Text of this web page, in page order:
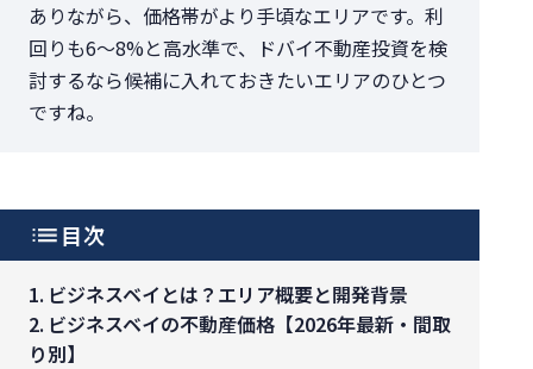
ありながら、価格帯がより手頃なエリアです。利
回りも6〜8%と高水準で、ドバイ不動産投資を検
討するなら候補に入れておきたいエリアのひとつ
ですね。
目次
ビジネスベイとは？エリア概要と開発背景
ビジネスベイの不動産価格【2026年最新・間取
り別】